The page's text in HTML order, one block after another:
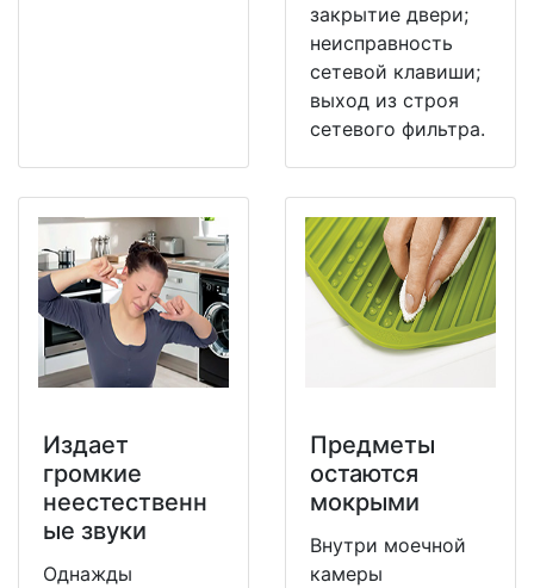
закрытие двери;
неисправность
сетевой клавиши;
выход из строя
сетевого фильтра.
Издает
громкие
неестественн
ые звуки
Однажды
Предметы
остаются
мокрыми
Внутри моечной
камеры